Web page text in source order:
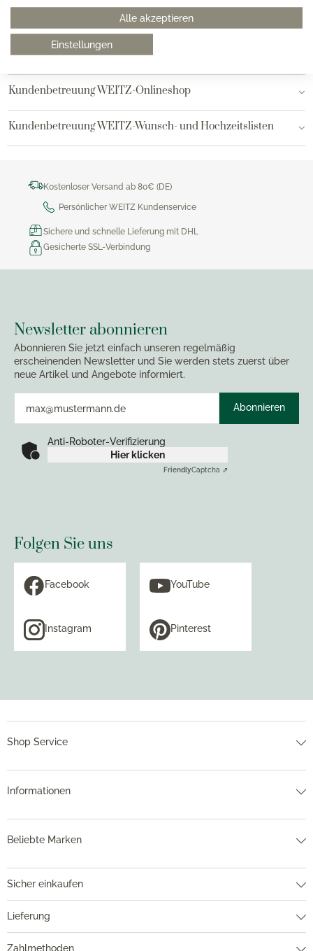
Alle akzeptieren
Einstellungen
Bielefeld
Kundenbetreuung WEITZ-Onlineshop
Kundenbetreuung WEITZ-Wunsch- und Hochzeitslisten
Kostenloser Versand ab 80€ (DE)
Persönlicher WEITZ Kundenservice
Sichere und schnelle Lieferung mit DHL
Gesicherte SSL-Verbindung
Newsletter abonnieren
Abonnieren Sie jetzt einfach unseren regelmäßig
erscheinenden Newsletter und Sie werden stets zuerst über
neue Artikel und Angebote informiert.
Abonnieren
Anti-Roboter-Verifizierung
Hier klicken
FriendlyCaptcha ⇗
Folgen Sie uns
Facebook YouTube
Instagram Pinterest
Shop Service
Informationen
Beliebte Marken
Sicher einkaufen
Lieferung
Zahlmethoden